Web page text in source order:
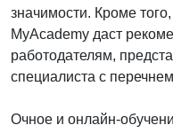
значимости. Кроме
MyAcademy даст
работодателям,
специалиста с
Очное и онлайн-